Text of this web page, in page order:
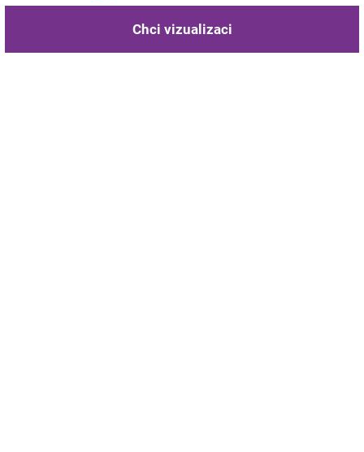
Chci vizualizaci